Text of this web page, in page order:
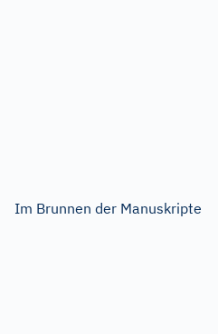
Im Brunnen der Manuskripte